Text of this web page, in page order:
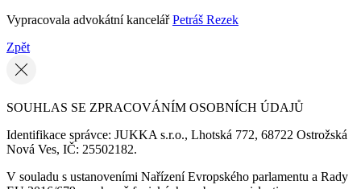
Vypracovala advokátní kancelářPetráš Rezek
Zpět
SOUHLAS SE ZPRACOVÁNÍM OSOBNÍCH ÚDAJŮ
Identifikace správce: JUKKA s.r.o., Lhotská 772, 68722 Ostrožská
Nová Ves, IČ: 25502182.
V souladu s ustanoveními Nařízení Evropského parlamentu a Rady